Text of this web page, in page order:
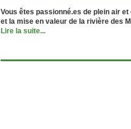
Vous êtes passionné.es de plein air
et la mise en valeur de la rivière des
Lire la suite...